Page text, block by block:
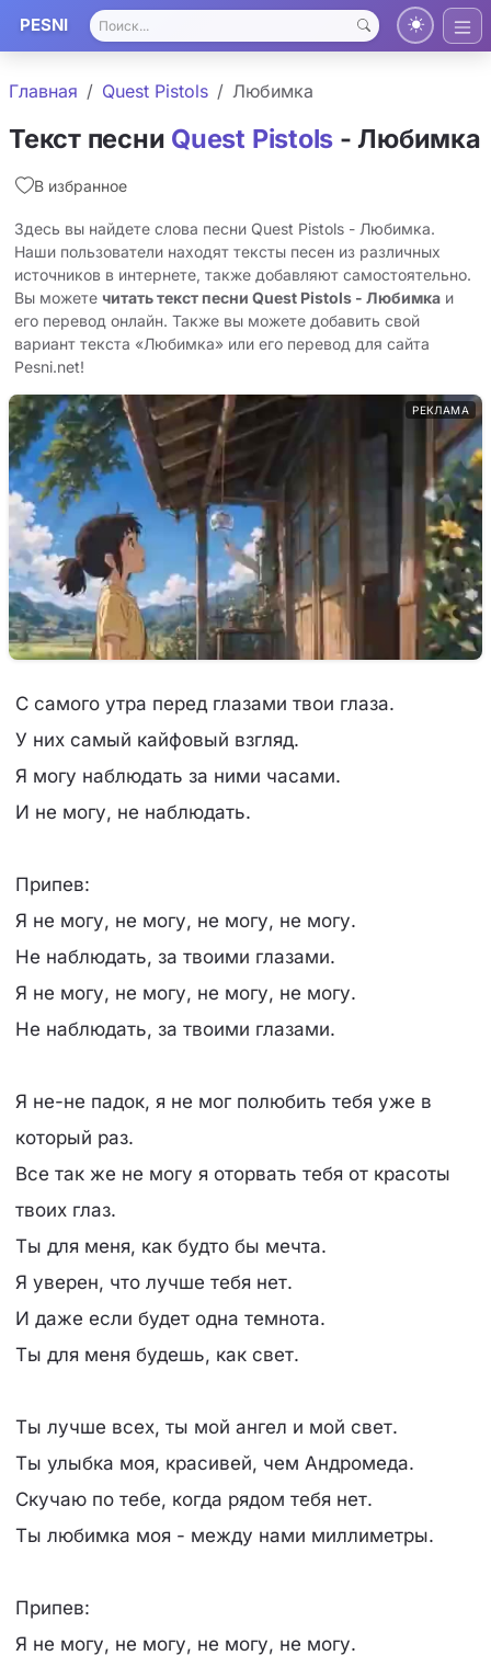
PESNI
Главная Quest Pistols Любимка
Текст песни Quest Pistols - Любимка
В избранное
Здесь вы найдете слова песни Quest Pistols - Любимка.
Наши пользователи находят тексты песен из различных
источников в интернете, также добавляют самостоятельно.
Вы можете читать текст песни Quest Pistols - Любимка и
его перевод онлайн. Также вы можете добавить свой
вариант текста «Любимка» или его перевод для сайта
Pesni.net!
РЕКЛАМА
С самого утра перед глазами твои глаза.
У них самый кайфовый взгляд.
Я могу наблюдать за ними часами.
И не могу, не наблюдать.
Припев:
Я не могу, не могу, не могу, не могу.
Не наблюдать, за твоими глазами.
Я не могу, не могу, не могу, не могу.
Не наблюдать, за твоими глазами.
Я не-не падок, я не мог полюбить тебя уже в
который раз.
Все так же не могу я оторвать тебя от красоты
твоих глаз.
Ты для меня, как будто бы мечта.
Я уверен, что лучше тебя нет.
И даже если будет одна темнота.
Ты для меня будешь, как свет.
Ты лучше всех, ты мой ангел и мой свет.
Ты улыбка моя, красивей, чем Андромеда.
Скучаю по тебе, когда рядом тебя нет.
Ты любимка моя - между нами миллиметры.
Припев:
Я не могу, не могу, не могу, не могу.